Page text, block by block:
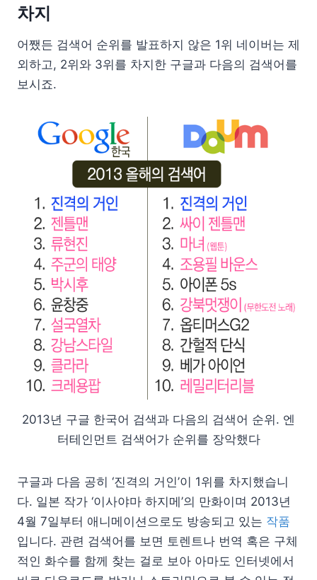
차지
어쨌든 검색어 순위를 발표하지 않은 1위 네이버는 제
외하고, 2위와 3위를 차지한 구글과 다음의 검색어를
보시죠.
2013년 구글 한국어 검색과 다음의 검색어 순위. 엔
터테인먼트 검색어가 순위를 장악했다
구글과 다음 공히 ‘진격의 거인’이 1위를 차지했습니
다. 일본 작가 ‘이사야마 하지메’의 만화이며 2013년
4월 7일부터 애니메이션으로도 방송되고 있는 작품
입니다. 관련 검색어를 보면 토렌트나 번역 혹은 구체
적인 화수를 함께 찾는 걸로 보아 아마도 인터넷에서